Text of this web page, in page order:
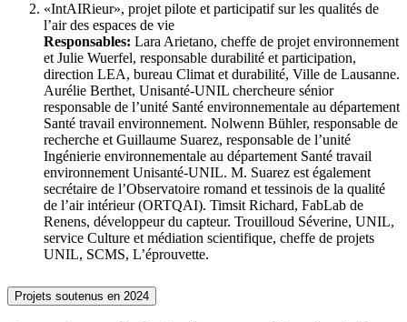
«IntAIRieur», projet pilote et participatif sur les qualités de
l’air des espaces de vie
Responsables: Lara Arietano, cheffe de projet environnement
et Julie Wuerfel, responsable durabilité et participation,
direction LEA, bureau Climat et durabilité, Ville de Lausanne.
Aurélie Berthet, Unisanté-UNIL chercheure sénior
responsable de l’unité Santé environnementale au département
Santé travail environnement. Nolwenn Bühler, responsable de
recherche et Guillaume Suarez, responsable de l’unité
Ingénierie environnementale au département Santé travail
environnement Unisanté-UNIL. M. Suarez est également
secrétaire de l’Observatoire romand et tessinois de la qualité
de l’air intérieur (ORTQAI). Timsit Richard, FabLab de
Renens, développeur du capteur. Trouilloud Séverine, UNIL,
service Culture et médiation scientifique, cheffe de projets
UNIL, SCMS, L’éprouvette.
Projets soutenus en 2024